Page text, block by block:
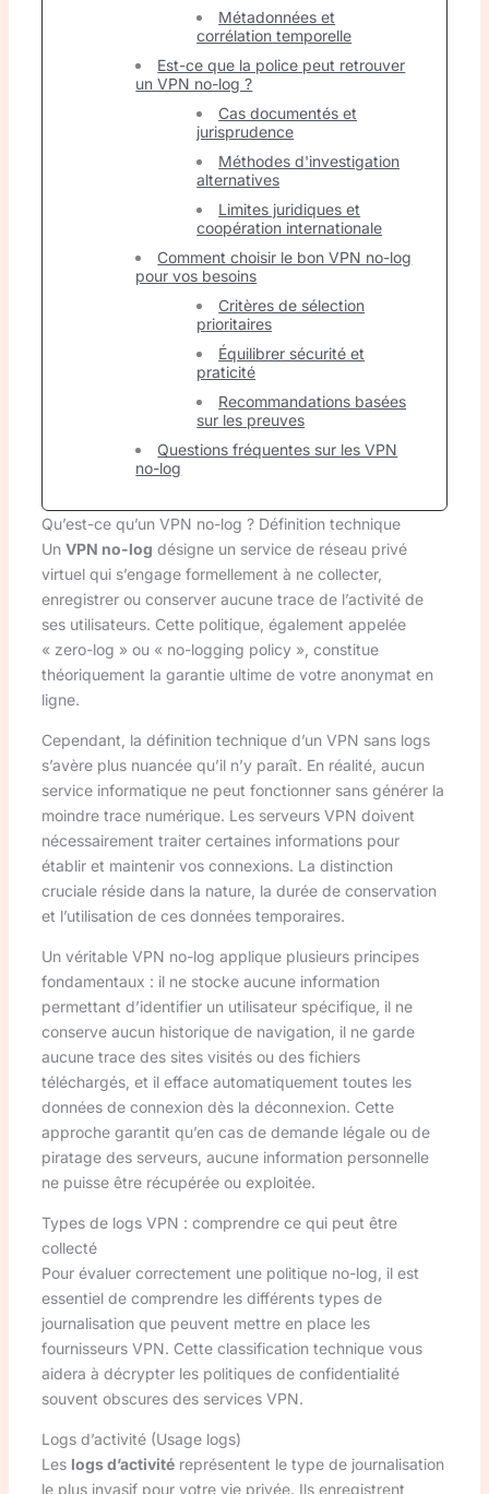
Métadonnées et
corrélation temporelle
Est-ce que la police peut retrouver
un VPN no-log ?
Cas documentés et
jurisprudence
Méthodes d'investigation
alternatives
Limites juridiques et
coopération internationale
Comment choisir le bon VPN no-log
pour vos besoins
Critères de sélection
prioritaires
Équilibrer sécurité et
praticité
Recommandations basées
sur les preuves
Questions fréquentes sur les VPN
no-log
Qu’est-ce qu’un VPN no-log ? Définition technique
Un VPN no-log désigne un service de réseau privé
virtuel qui s’engage formellement à ne collecter,
enregistrer ou conserver aucune trace de l’activité de
ses utilisateurs. Cette politique, également appelée
« zero-log » ou « no-logging policy », constitue
théoriquement la garantie ultime de votre anonymat en
ligne.
Cependant, la définition technique d’un VPN sans logs
s’avère plus nuancée qu’il n’y paraît. En réalité, aucun
service informatique ne peut fonctionner sans générer la
moindre trace numérique. Les serveurs VPN doivent
nécessairement traiter certaines informations pour
établir et maintenir vos connexions. La distinction
cruciale réside dans la nature, la durée de conservation
et l’utilisation de ces données temporaires.
Un véritable VPN no-log applique plusieurs principes
fondamentaux : il ne stocke aucune information
permettant d’identifier un utilisateur spécifique, il ne
conserve aucun historique de navigation, il ne garde
aucune trace des sites visités ou des fichiers
téléchargés, et il efface automatiquement toutes les
données de connexion dès la déconnexion. Cette
approche garantit qu’en cas de demande légale ou de
piratage des serveurs, aucune information personnelle
ne puisse être récupérée ou exploitée.
Types de logs VPN : comprendre ce qui peut être
collecté
Pour évaluer correctement une politique no-log, il est
essentiel de comprendre les différents types de
journalisation que peuvent mettre en place les
fournisseurs VPN. Cette classification technique vous
aidera à décrypter les politiques de confidentialité
souvent obscures des services VPN.
Logs d’activité (Usage logs)
Les logs d’activitéreprésentent le type de journalisation
le plus invasif pour votre vie privée. Ils enregistrent